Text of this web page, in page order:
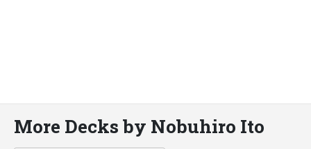
More Decks by Nobuhiro Ito